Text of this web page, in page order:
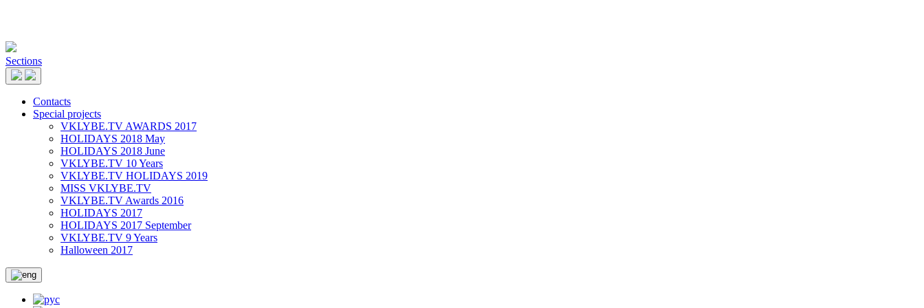
Sections
Contacts
Special projects
VKLYBE.TV AWARDS 2017
HOLIDAYS 2018 May
HOLIDAYS 2018 June
VKLYBE.TV 10 Years
VKLYBE.TV HOLIDAYS 2019
MISS VKLYBE.TV
VKLYBE.TV Awards 2016
HOLIDAYS 2017
HOLIDAYS 2017 September
VKLYBE.TV 9 Years
Halloween 2017